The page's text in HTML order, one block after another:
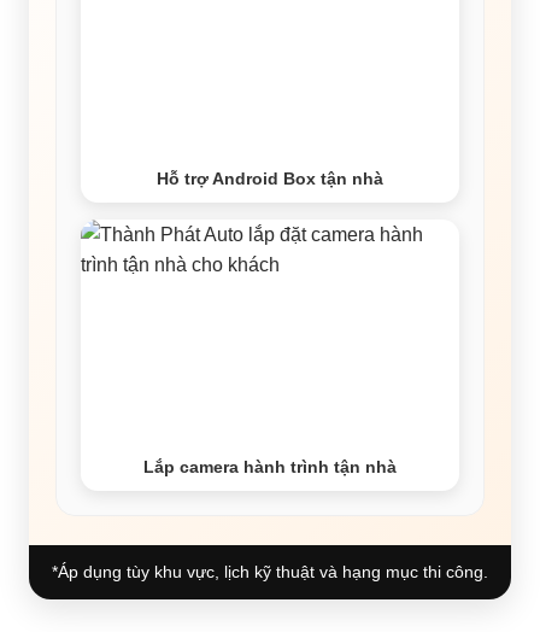
Hỗ trợ Android Box tận nhà
Lắp camera hành trình tận nhà
*Áp dụng tùy khu vực, lịch kỹ thuật và hạng mục thi công.